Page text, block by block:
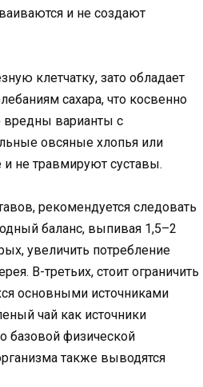
и не создают
клетчатку, зато обладает
сахара, что косвенно
вредны варианты с
овсяные хлопья или
не травмируют суставы.
рекомендуется следовать
баланс, выпивая 1,5–2
увеличить потребление
В-третьих, стоит ограничить
основными источниками
чай как источники
базовой физической
также выводятся